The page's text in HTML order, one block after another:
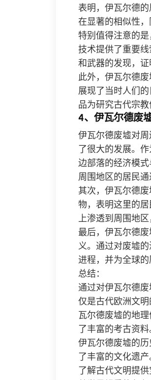
表明，伊瓦尔德
在显著的相似性，
特别值得注意的
技术提供了重要
和武器的发现，证
此外，伊瓦尔德
展现了当时人们
品为研究古代宗教
4、伊瓦尔德废
伊瓦尔德废墟对
了很大的发展。
边部落的经济模
周围地区的居民
其次，伊瓦尔德
物，表明这里的
上渗透到周围地
最后，伊瓦尔德
义。通过对废墟
进程，并为全球的
总结：
通过对伊瓦尔德
仅是古代欧洲文
瓦尔德废墟的地
了丰富的考古资料
伊瓦尔德废墟的
了丰富的文化遗
了解古代文明提